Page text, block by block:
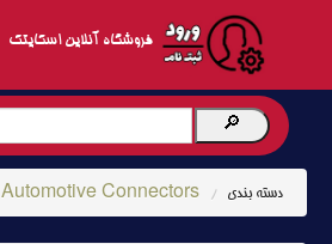
فروشگاه آنلاین اسکایتک
دسته بندی /
Automotive Connectors